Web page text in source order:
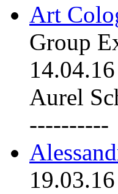
Art
Group
14.04.16
Aurel
----------
19.03.16